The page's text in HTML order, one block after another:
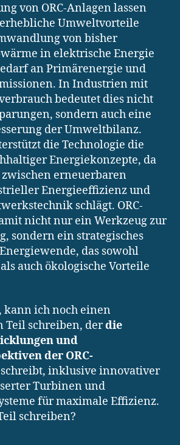
von ORC-Anlagen lassen
Umweltvorteile
von bisher
in elektrische Energie
an Primärenergie und
In Industrien mit
bedeutet dies nicht
sondern auch eine
der Umweltbilanz.
die Technologie die
Energiekonzepte, da
erneuerbaren
Energieeffizienz und
schlägt. ORC-
nicht nur ein Werkzeug zur
sondern ein strategisches
das sowohl
auch ökologische Vorteile
ich noch einen
Teil schreiben, derdie
und
der ORC-
inklusive innovativer
Turbinen und
für maximale Effizienz.
schreiben?